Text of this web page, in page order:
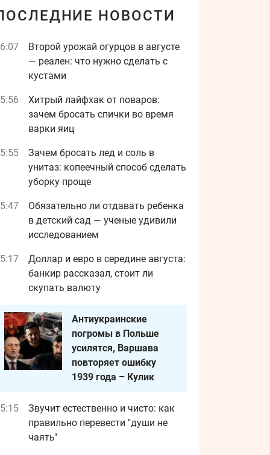
НОВОСТИ
Второй урожай огурцов в августе
— реален: что нужно сделать с
кустами
Хитрый лайфхак от поваров:
зачем бросать спички во время
варки яиц
Зачем бросать лед и соль в
унитаз: копеечный способ сделать
уборку проще
Обязательно ли отдавать ребенка
в детский сад — ученые удивили
исследованием
Доллар и евро в середине августа:
банкир рассказал, стоит ли
скупать валюту
Антиукраинские
погромы в Польше
усилятся, Варшава
повторяет ошибку
1939 года – Кулик
Звучит естественно и чисто: как
правильно перевести "души не
чаять"